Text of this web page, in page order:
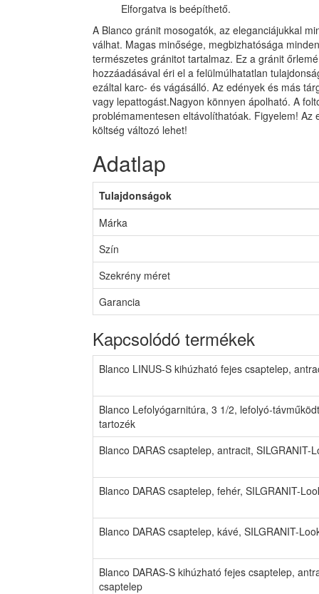
Elforgatva is beépíthető.
A Blanco gránit mosogatók, az eleganciájukkal
válhat. Magas minősége, megbizhatósága
természetes gránitot tartalmaz. Ez a gránit
hozzáadásával éri el a felülmúlhatatlan
ezáltal karc- és vágásálló. Az edények és más
vagy lepattogást.Nagyon könnyen ápolható. A
problémamentesen eltávolíthatóak. Figyelem!
költség változó lehet!
Adatlap
Tulajdonságok
Márka
Szín
Szekrény méret
Garancia
Kapcsolódó termékek
Blanco LINUS-S kihúzható fejes csaptelep,
Blanco Lefolyógarnitúra, 3 1/2, lefolyó-
tartozék
Blanco DARAS csaptelep, antracit,
Blanco DARAS csaptelep, fehér, SILGRANIT-
Blanco DARAS csaptelep, kávé, SILGRANIT-
Blanco DARAS-S kihúzható fejes csaptelep,
csaptelep